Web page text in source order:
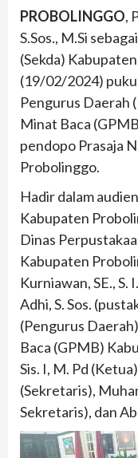
PROBOLINGGO,
S.Sos., M.Si
(Sekda)
(19/02/2024)
Pengurus Daerah
Minat Baca
pendopo Prasaja
Probolinggo.
Hadir dalam
Kabupaten
Dinas
Kabupaten
Kurniawan, SE.,
Adhi, S. Sos.
(Pengurus
Baca (GPMB)
Sis. I, M. Pd
(Sekretaris),
Sekretaris), dan